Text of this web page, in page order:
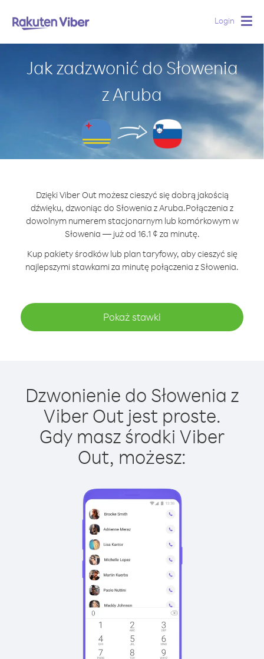
Login
Jak zadzwonić do Słowenia
z Aruba
Dzięki Viber Out możesz cieszyć się dobrą jakością
dźwięku, dzwoniąc do Słowenia z Aruba.Połączenia z
dowolnym numerem stacjonarnym lub komórkowym w
Słowenia — już od 16.1 ¢ za minutę.
Kup pakiety środków lub plan taryfowy, aby cieszyć się
najlepszymi stawkami za minutę połączenia z Słowenia.
Pokaż stawki
Dzwonienie do Słowenia z
Viber Out jest proste.
Gdy masz środki Viber
Out, możesz: